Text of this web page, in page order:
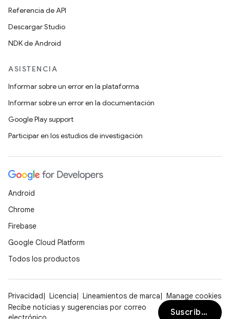
Referencia de API
Descargar Studio
NDK de Android
ASISTENCIA
Informar sobre un error en la plataforma
Informar sobre un error en la documentación
Google Play support
Participar en los estudios de investigación
Android
Chrome
Firebase
Google Cloud Platform
Todos los productos
Privacidad Licencia Lineamientos de marca
Manage cookies
Recibe noticias y sugerencias por correo
Suscribirse